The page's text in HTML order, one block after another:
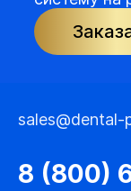
sales@dental-
8 (800)